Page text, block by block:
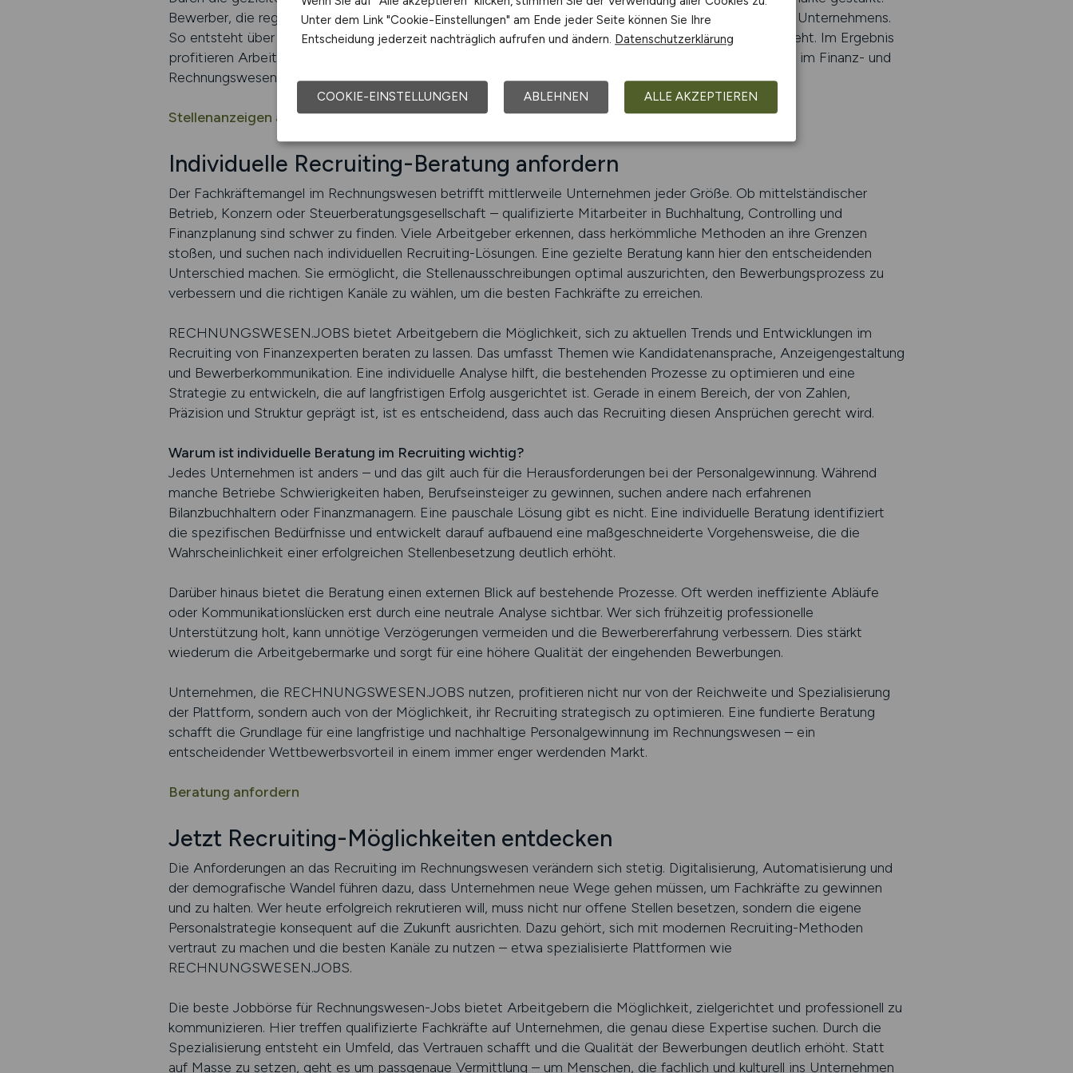
Bewerber, die regelmäßig mit hochwertigen Anzeigen interagieren, entwickeln ein positives Bild des Unternehmens.
So entsteht über Zeit ein nachhaltiger Recruiting-Erfolg, der über die reine Stellenbesetzung hinausgeht. Im Ergebnis
profitieren Arbeitgeber von einer langfristigen Positionierung als attraktive Anlaufstelle für Fachkräfte im Finanz- und
Rechnungswesen.
Stellenanzeigen auf RECHNUNGSWESEN.JOBS schalten
Individuelle Recruiting-Beratung anfordern
Der Fachkräftemangel im Rechnungswesen betrifft mittlerweile Unternehmen jeder Größe. Ob mittelständischer
Betrieb, Konzern oder Steuerberatungsgesellschaft – qualifizierte Mitarbeiter in Buchhaltung, Controlling und
Finanzplanung sind schwer zu finden. Viele Arbeitgeber erkennen, dass herkömmliche Methoden an ihre Grenzen
stoßen, und suchen nach individuellen Recruiting-Lösungen. Eine gezielte Beratung kann hier den entscheidenden
Unterschied machen. Sie ermöglicht, die Stellenausschreibungen optimal auszurichten, den Bewerbungsprozess zu
verbessern und die richtigen Kanäle zu wählen, um die besten Fachkräfte zu erreichen.
RECHNUNGSWESEN.JOBS bietet Arbeitgebern die Möglichkeit, sich zu aktuellen Trends und Entwicklungen im
Recruiting von Finanzexperten beraten zu lassen. Das umfasst Themen wie Kandidatenansprache, Anzeigengestaltung
und Bewerberkommunikation. Eine individuelle Analyse hilft, die bestehenden Prozesse zu optimieren und eine
Strategie zu entwickeln, die auf langfristigen Erfolg ausgerichtet ist. Gerade in einem Bereich, der von Zahlen,
Präzision und Struktur geprägt ist, ist es entscheidend, dass auch das Recruiting diesen Ansprüchen gerecht wird.
Warum ist individuelle Beratung im Recruiting wichtig?
Jedes Unternehmen ist anders – und das gilt auch für die Herausforderungen bei der Personalgewinnung. Während
manche Betriebe Schwierigkeiten haben, Berufseinsteiger zu gewinnen, suchen andere nach erfahrenen
Bilanzbuchhaltern oder Finanzmanagern. Eine pauschale Lösung gibt es nicht. Eine individuelle Beratung identifiziert
die spezifischen Bedürfnisse und entwickelt darauf aufbauend eine maßgeschneiderte Vorgehensweise, die die
Wahrscheinlichkeit einer erfolgreichen Stellenbesetzung deutlich erhöht.
Darüber hinaus bietet die Beratung einen externen Blick auf bestehende Prozesse. Oft werden ineffiziente Abläufe
oder Kommunikationslücken erst durch eine neutrale Analyse sichtbar. Wer sich frühzeitig professionelle
Unterstützung holt, kann unnötige Verzögerungen vermeiden und die Bewerbererfahrung verbessern. Dies stärkt
wiederum die Arbeitgebermarke und sorgt für eine höhere Qualität der eingehenden Bewerbungen.
Unternehmen, die RECHNUNGSWESEN.JOBS nutzen, profitieren nicht nur von der Reichweite und Spezialisierung
der Plattform, sondern auch von der Möglichkeit, ihr Recruiting strategisch zu optimieren. Eine fundierte Beratung
schafft die Grundlage für eine langfristige und nachhaltige Personalgewinnung im Rechnungswesen – ein
entscheidender Wettbewerbsvorteil in einem immer enger werdenden Markt.
Beratung anfordern
Jetzt Recruiting-Möglichkeiten entdecken
Die Anforderungen an das Recruiting im Rechnungswesen verändern sich stetig. Digitalisierung, Automatisierung und
der demografische Wandel führen dazu, dass Unternehmen neue Wege gehen müssen, um Fachkräfte zu gewinnen
und zu halten. Wer heute erfolgreich rekrutieren will, muss nicht nur offene Stellen besetzen, sondern die eigene
Personalstrategie konsequent auf die Zukunft ausrichten. Dazu gehört, sich mit modernen Recruiting-Methoden
vertraut zu machen und die besten Kanäle zu nutzen – etwa spezialisierte Plattformen wie
RECHNUNGSWESEN.JOBS.
Die beste Jobbörse für Rechnungswesen-Jobs bietet Arbeitgebern die Möglichkeit, zielgerichtet und professionell zu
kommunizieren. Hier treffen qualifizierte Fachkräfte auf Unternehmen, die genau diese Expertise suchen. Durch die
Spezialisierung entsteht ein Umfeld, das Vertrauen schafft und die Qualität der Bewerbungen deutlich erhöht. Statt
auf Masse zu setzen, geht es um passgenaue Vermittlung – um Menschen, die fachlich und kulturell ins Unternehmen
Unter dem Link "Cookie-Einstellungen" am Ende jeder Seite können Sie Ihre
Entscheidung jederzeit nachträglich aufrufen und ändern. Datenschutzerklärung
COOKIE-EINSTELLUNGEN ABLEHNEN ALLE AKZEPTIEREN